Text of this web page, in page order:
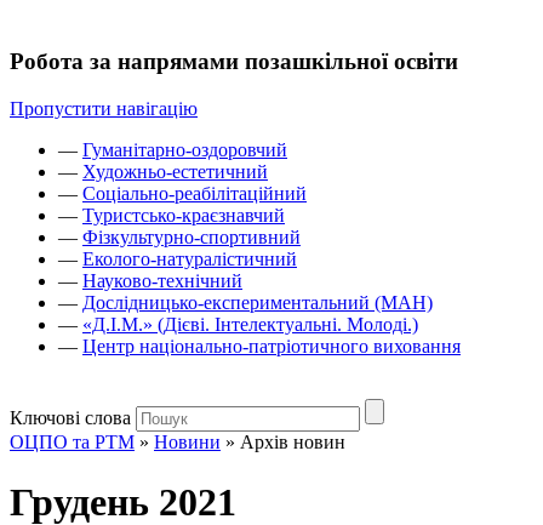
Робота за напрямами позашкільної освіти
Пропустити навігацію
— Гуманітарно-оздоровчий
— Художньо-естетичний
— Соціально-реабілітаційний
— Туристсько-краєзнавчий
— Фізкультурно-спортивний
— Еколого-натуралістичний
— Науково-технічний
— Дослідницько-експериментальний (МАН)
— «Д.І.М.» (Дієві. Інтелектуальні. Молоді.)
— Центр національно-патріотичного виховання
Ключові слова
ОЦПО та РТМ » Новини » Архів новин
Грудень 2021